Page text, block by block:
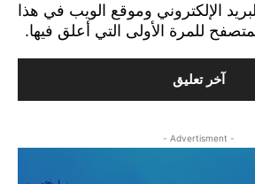
الإلكتروني وموقع الويب في هذا
للمرة الأولى التي أعلق فيها.
- Advertisment -